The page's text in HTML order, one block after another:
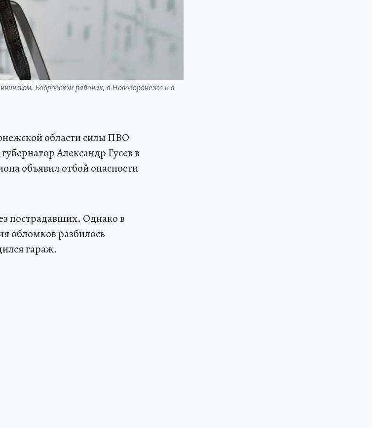
Бобровском районах, в Нововоронеже и в
области силы ПВО
Александр Гусев в
объявил отбой опасности
пострадавших. Однако в
обломков разбилось
гараж.